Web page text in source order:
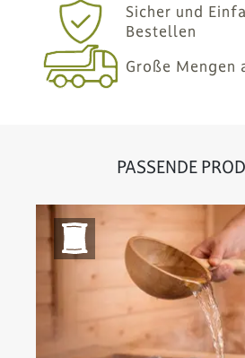
Sicher und
Bestellen
Große Mengen
PASSENDE